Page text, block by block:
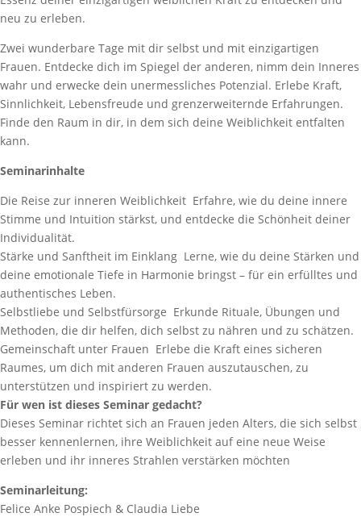
neu zu erleben.
Zwei wunderbare Tage mit dir selbst und mit einzigartigen
Frauen. Entdecke dich im Spiegel der anderen, nimm dein Inneres
wahr und erwecke dein unermessliches Potenzial. Erlebe Kraft,
Sinnlichkeit, Lebensfreude und grenzerweiternde Erfahrungen.
Finde den Raum in dir, in dem sich deine Weiblichkeit entfalten
kann.
Seminarinhalte
Die Reise zur inneren Weiblichkeit Erfahre, wie du deine innere
Stimme und Intuition stärkst, und entdecke die Schönheit deiner
Individualität.
Stärke und Sanftheit im Einklang Lerne, wie du deine Stärken und
deine emotionale Tiefe in Harmonie bringst – für ein erfülltes und
authentisches Leben.
Selbstliebe und Selbstfürsorge Erkunde Rituale, Übungen und
Methoden, die dir helfen, dich selbst zu nähren und zu schätzen.
Gemeinschaft unter Frauen Erlebe die Kraft eines sicheren
Raumes, um dich mit anderen Frauen auszutauschen, zu
unterstützen und inspiriert zu werden.
Für wen ist dieses Seminar gedacht?
Dieses Seminar richtet sich an Frauen jeden Alters, die sich selbst
besser kennenlernen, ihre Weiblichkeit auf eine neue Weise
erleben und ihr inneres Strahlen verstärken möchten
Seminarleitung:
Felice Anke Pospiech & Claudia Liebe